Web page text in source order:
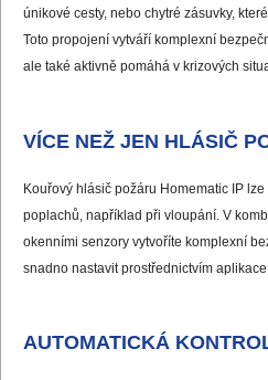
únikové cesty, nebo chytré zásuvky,
Toto propojení vytváří komplexní
ale také aktivně pomáhá v krizových
VÍCE NEŽ JEN HLÁSIČ
Kouřový hlásič požáru Homematic IP
poplachů, například při vloupání. V
okenními senzory vytvoříte komplexní
snadno nastavit prostřednictvím aplikace
AUTOMATICKÁ